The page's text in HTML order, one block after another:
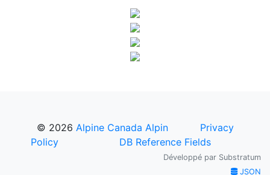
© 2026 Alpine Canada Alpin
Privacy
Policy
DB Reference Fields
Développé par Substratum
JSON